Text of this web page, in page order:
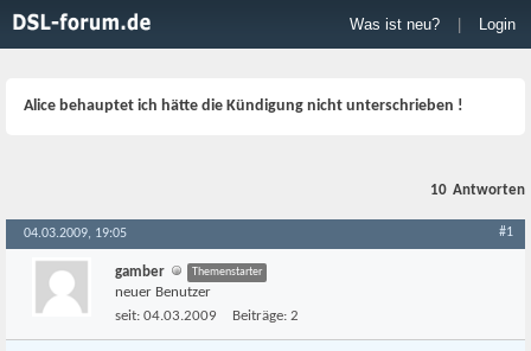
Was ist neu? Login
Alice behauptet ich hätte die Kündigung nicht unterschrieben !
10 Antworten
04.03.2009, 19:05 #1
gamber Themenstarter
neuer Benutzer
seit: 04.03.2009 Beiträge: 2